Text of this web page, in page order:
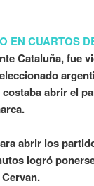
EN CUARTOS
Cataluña, fue
abrir el
abrir los
logró